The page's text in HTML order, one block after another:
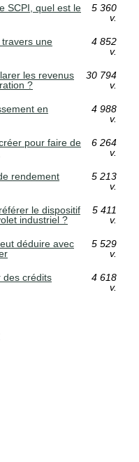
SCPI, quel est le
5 360
v.
une
4 852
v.
les revenus
?
30 794
v.
en
4 988
v.
pour faire de
6 264
v.
rendement
5 213
v.
le dispositif
industriel ?
5 411
v.
déduire avec
5 529
v.
des crédits
4 618
v.